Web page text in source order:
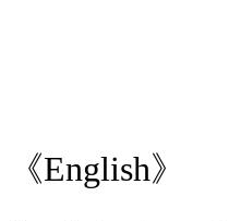
《English》